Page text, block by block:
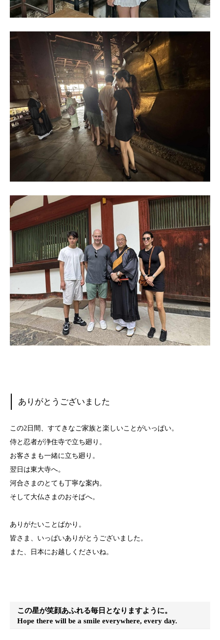
ありがとうございました
この2日間、すてきなご家族と楽しいことがいっぱい。
侍と忍者が浄住寺で立ち廻り。
お客さまも一緒に立ち廻り。
翌日は東大寺へ。
河合さまのとても丁寧な案内。
そして大仏さまのおそばへ。
ありがたいことばかり。
皆さま、いっぱいありがとうございました。
また、日本にお越しくださいね。
この星が笑顔あふれる毎日となりますように。
Hope there will be a smile everywhere, every day.